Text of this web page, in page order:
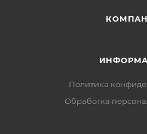
Политика
Обработка